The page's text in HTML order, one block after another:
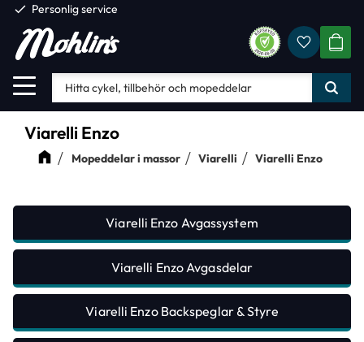
Meny
check Personlig service
Viarelli Enzo
Mopeddelar i massor Viarelli Viarelli Enzo
Viarelli Enzo Avgassystem
Viarelli Enzo Avgasdelar
Viarelli Enzo Backspeglar & Styre